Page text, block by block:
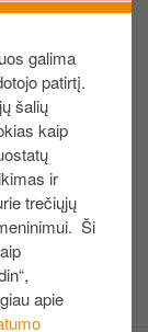
galima
patirtį.
šalių
kaip
ir
trečiųjų
Ši
apie
2
,LT